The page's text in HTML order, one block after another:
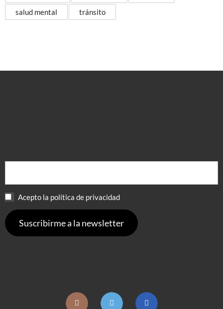
salud mental
tránsito
Acepto la política de privacidad